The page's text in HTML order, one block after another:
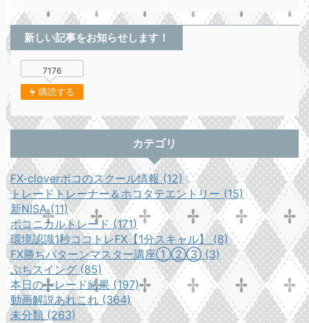
新しい記事をお知らせします！
7176
購読する
カテゴリ
FX-cloverポコのスクール情報 (12)
トレードトレーナー＆ホコタテエントリー (15)
新NISA (11)
ポコニカルトレード (171)
環境認識1秒ココトレFX【1分スキャル】 (8)
FX勝ちパターンマスター講座①②③ (3)
ぷちスイング (85)
本日のトレード結果 (197)
動画解説あれこれ (364)
未分類 (263)